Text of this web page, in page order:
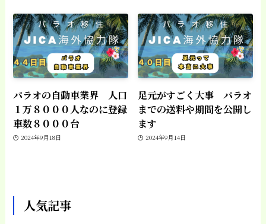
パラオの自動車業界 人口
１万８０００人なのに登録
車数８０００台
2024年9月18日
足元がすごく大事 パラオ
までの送料や期間を公開し
ます
2024年9月14日
人気記事